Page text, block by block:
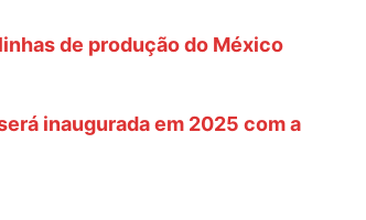
de produção do México
inaugurada em 2025 com a